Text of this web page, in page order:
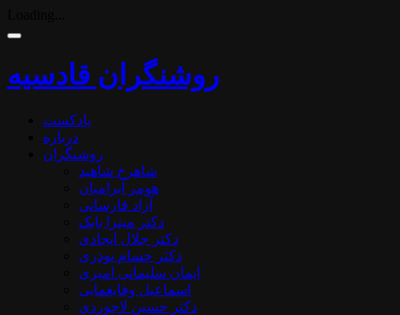
روشنگران قادسیه
پادکست
درباره
روشنگران
شاهرخ شاهید
هومر آبرامیان
آزاد فارسانی
دکتر میترا بابک
دکتر جلال ایجادی
دکتر حسام نوذری
ایمان سلیمانی امیری
اسماعیل وفایغمایی
دکتر حسین لاجوردی